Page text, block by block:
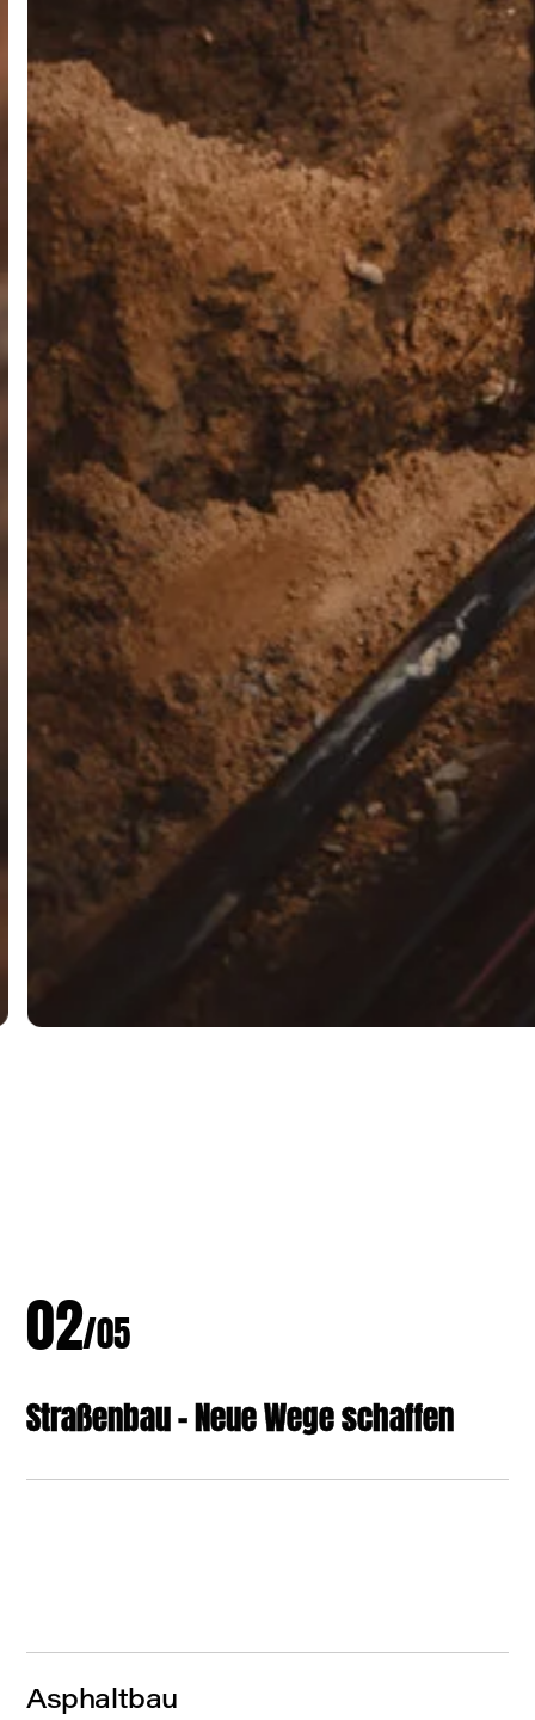
02/05
Straßenbau - Neue Wege schaffen
Asphaltbau